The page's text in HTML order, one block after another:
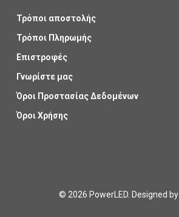
Τρόποι αποστολής
Τρόποι Πληρωμής
Επιστροφές
Γνωρίστε μας
Όροι Προστασίας Δεδομένων
Όροι Χρήσης
© 2026 PowerLED. Designed by